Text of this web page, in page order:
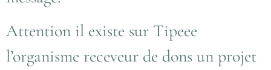
Attention il existe sur Tipeee
l’organisme receveur de dons un projet